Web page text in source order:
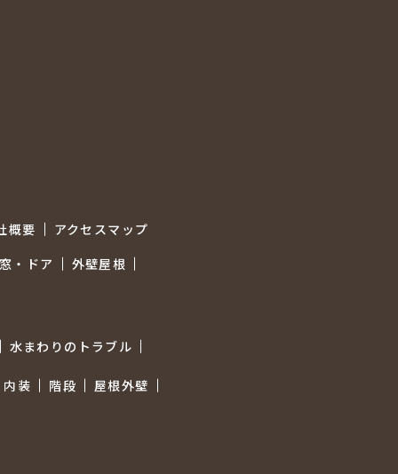
概要 アクセスマップ
窓・ドア
外壁屋根
水まわりのトラブル
内装 階段
屋根外壁